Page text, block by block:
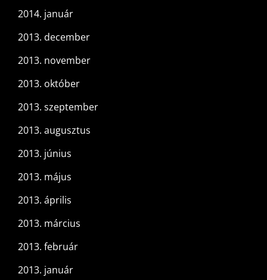
2014. január
2013. december
2013. november
2013. október
2013. szeptember
2013. augusztus
2013. június
2013. május
2013. április
2013. március
2013. február
2013. január